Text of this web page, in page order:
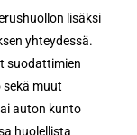
lisäksi
yhteydessä.
suodattimien
sekä muut
auton kunto
huolellista